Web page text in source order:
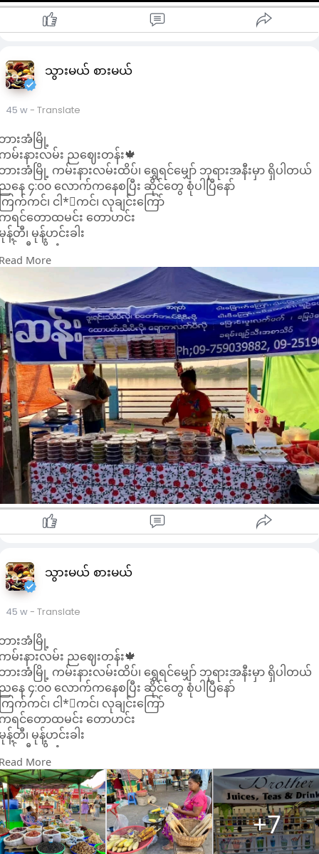
သွားမယ် စားမယ်
45 w- Translate
ားအံမြို့
မ်းနားလမ်း ညဈေးတန်း🍁
ားအံမြို့ ကမ်းနားလမ်းထိပ်၊ ရွှေရင်မျှော် ဘုရားအနီးမှာ ရှိပါတယ်
နေ ၄:၀၀ လောက်ကနေစပြီး ဆိုင်တွေ စုံပါပြီနော်
ြက်ကင်၊ ငါ*းကင်၊ လုချင်းကြော်
ရင်တောထမင်း တောဟင်း
န့်တီ၊ မုန့်ဟင်းခါး
စ်သီးမျိုးစုံ
င်းရိုးရာအစာ:အစာ၊ ဗမာရျုးရာအစာ:အစာ၊ ကရင်ရိုးရာအစာ:အစာ
ခါအခွင့်ကြုံရင် ဘားအံကို လာလည်တဲ့အခါ ညဈေးတန်းလေးကို
ည်း ဝင်လည်ဖို့လည်းမမေ့နဲ့နော်😍
Paoh Stars
ားအံ ခရီးသွား(ဓာတ်ပုံ)
More
သွားမယ် စားမယ်
45 w- Translate
ားအံမြို့
မ်းနားလမ်း ညဈေးတန်း🍁
ားအံမြို့ ကမ်းနားလမ်းထိပ်၊ ရွှေရင်မျှော် ဘုရားအနီးမှာ ရှိပါတယ်
နေ ၄:၀၀ လောက်ကနေစပြီး ဆိုင်တွေ စုံပါပြီနော်
ြက်ကင်၊ ငါ*းကင်၊ လုချင်းကြော်
ရင်တောထမင်း တောဟင်း
န့်တီ၊ မုန့်ဟင်းခါး
စ်သီးမျိုးစုံ
င်းရိုးရာအစာ:အစာ၊ ဗမာရျုးရာအစာ:အစာ၊ ကရင်ရိုးရာအစာ:အစာ
ရရှိပါတယ်
ခါအခွင့်ကြုံရင် ဘားအံကို လာလည်တဲ့အခါ ညဈေးတန်းလေးကို
ည်း ဝင်လည်ဖို့လည်းမမေ့နဲ့နော်😍
Paoh Stars
ားအံ ခရီးသွား(ဓာတ်ပုံ)
More
+7